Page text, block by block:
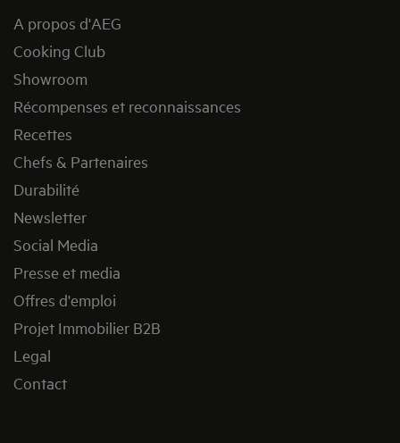
A propos d'AEG
Cooking Club
Showroom
Récompenses et reconnaissances
Recettes
Chefs & Partenaires
Durabilité
Newsletter
Social Media
Presse et media
Offres d'emploi
Projet Immobilier B2B
Legal
Contact